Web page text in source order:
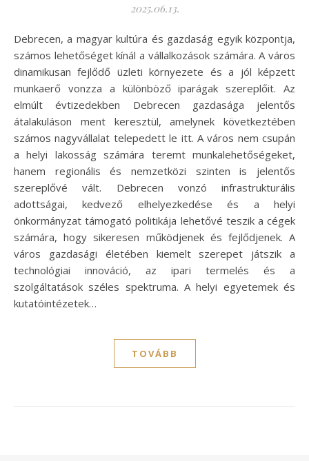
2025.06.13.
Debrecen, a magyar kultúra és gazdaság egyik központja,
számos lehetőséget kínál a vállalkozások számára. A város
dinamikusan fejlődő üzleti környezete és a jól képzett
munkaerő vonzza a különböző iparágak szereplőit. Az
elmúlt évtizedekben Debrecen gazdasága jelentős
átalakuláson ment keresztül, amelynek következtében
számos nagyvállalat telepedett le itt. A város nem csupán
a helyi lakosság számára teremt munkalehetőségeket,
hanem regionális és nemzetközi szinten is jelentős
szereplővé vált. Debrecen vonzó infrastrukturális
adottságai, kedvező elhelyezkedése és a helyi
önkormányzat támogató politikája lehetővé teszik a cégek
számára, hogy sikeresen működjenek és fejlődjenek. A
város gazdasági életében kiemelt szerepet játszik a
technológiai innováció, az ipari termelés és a
szolgáltatások széles spektruma. A helyi egyetemek és
kutatóintézetek…
TOVÁBB